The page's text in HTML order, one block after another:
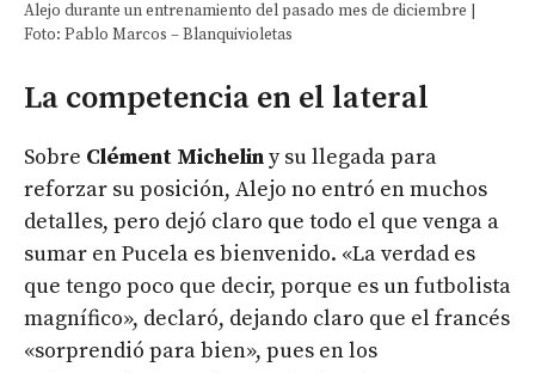
Alejo durante un entrenamiento del pasado mes de diciembre |
Foto: Pablo Marcos – Blanquivioletas
La competencia en el lateral
Sobre Clément Micheliny su llegada para
reforzar su posición, Alejo no entró en muchos
detalles, pero dejó claro que todo el que venga a
sumar en Pucela es bienvenido. «La verdad es
que tengo poco que decir, porque es un futbolista
magnífico», declaró, dejando claro que el francés
«sorprendió para bien», pues en los